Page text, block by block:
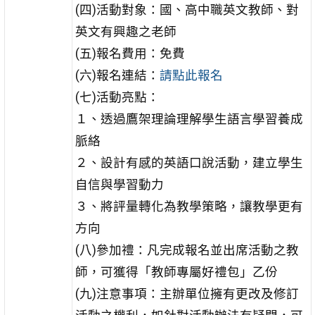
(四)活動對象：國、高中職英文教師、對
英文有興趣之老師
(五)報名費用：免費
(六)報名連結： 請點此報名
(七)活動亮點：
１、透過鷹架理論理解學生語言學習養成
脈絡
２、設計有感的英語口說活動，建立學生
自信與學習動力
３、將評量轉化為教學策略，讓教學更有
方向
(八)參加禮：凡完成報名並出席活動之教
師，可獲得「教師專屬好禮包」乙份
(九)注意事項：主辦單位擁有更改及修訂